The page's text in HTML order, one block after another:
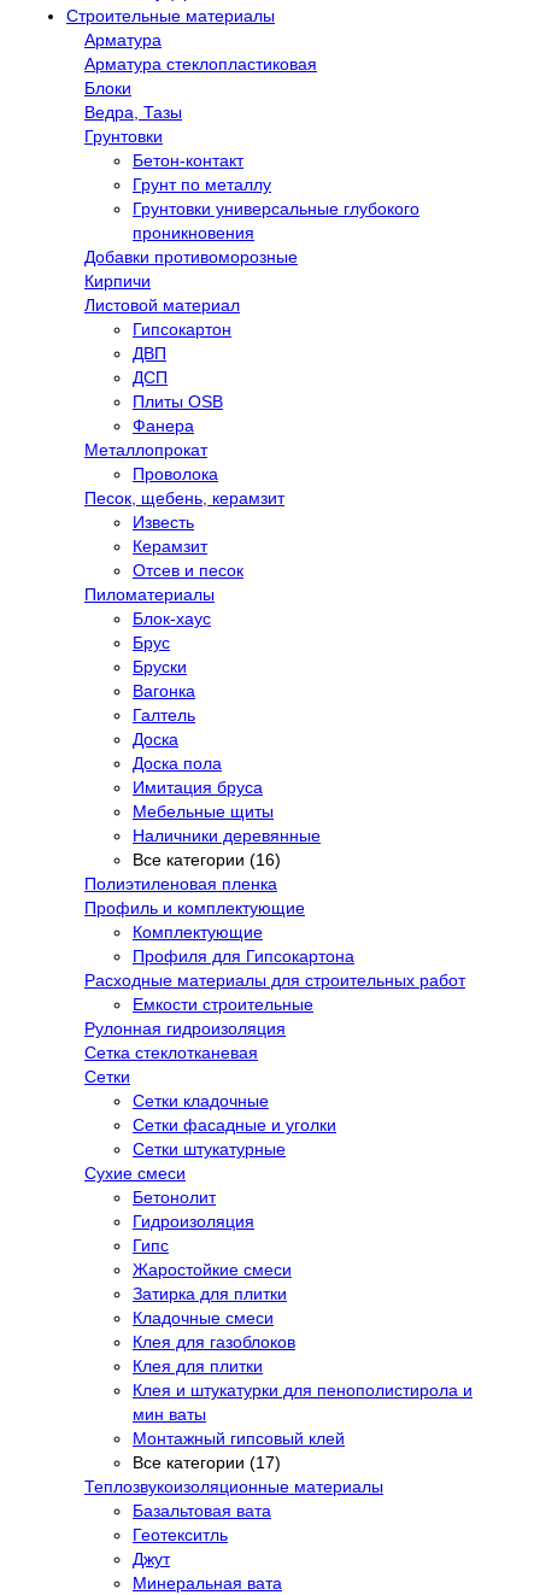
Строительные материалы
Арматура
Арматура стеклопластиковая
Блоки
Ведра, Тазы
Грунтовки
Бетон-контакт
Грунт по металлу
Грунтовки универсальные глубокого
проникновения
Добавки противоморозные
Кирпичи
Листовой материал
Гипсокартон
ДВП
ДСП
Плиты OSB
Фанера
Металлопрокат
Проволока
Песок, щебень, керамзит
Известь
Керамзит
Отсев и песок
Пиломатериалы
Блок-хаус
Брус
Бруски
Вагонка
Галтель
Доска
Доска пола
Имитация бруса
Мебельные щиты
Наличники деревянные
Все категории (16)
Полиэтиленовая пленка
Профиль и комплектующие
Комплектующие
Профиля для Гипсокартона
Расходные материалы для строительных работ
Емкости строительные
Рулонная гидроизоляция
Сетка стеклотканевая
Сетки
Сетки кладочные
Сетки фасадные и уголки
Сетки штукатурные
Сухие смеси
Бетонолит
Гидроизоляция
Гипс
Жаростойкие смеси
Затирка для плитки
Кладочные смеси
Клея для газоблоков
Клея для плитки
Клея и штукатурки для пенополистирола и
мин ваты
Монтажный гипсовый клей
Все категории (17)
Теплозвукоизоляционные материалы
Базальтовая вата
Геотекситль
Джут
Минеральная вата